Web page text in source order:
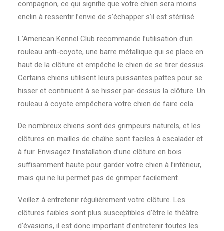
compagnon, ce qui signifie que votre chien sera moins
enclin à ressentir l’envie de s’échapper s’il est stérilisé.
L’American Kennel Club recommande l’utilisation d’un
rouleau anti-coyote, une barre métallique qui se place en
haut de la clôture et empêche le chien de se tirer dessus.
Certains chiens utilisent leurs puissantes pattes pour se
hisser et continuent à se hisser par-dessus la clôture. Un
rouleau à coyote empêchera votre chien de faire cela.
De nombreux chiens sont des grimpeurs naturels, et les
clôtures en mailles de chaîne sont faciles à escalader et
à fuir. Envisagez l’installation d’une clôture en bois
suffisamment haute pour garder votre chien à l’intérieur,
mais qui ne lui permet pas de grimper facilement.
Veillez à entretenir régulièrement votre clôture. Les
clôtures faibles sont plus susceptibles d’être le théâtre
d’évasions, il est donc important d’entretenir toutes les